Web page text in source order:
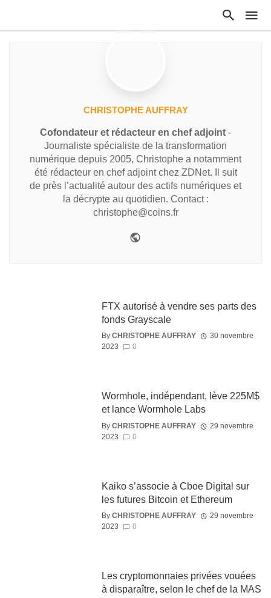
CHRISTOPHE AUFFRAY
Cofondateur et rédacteur en chef adjoint -
Journaliste spécialiste de la transformation
numérique depuis 2005, Christophe a notamment
été rédacteur en chef adjoint chez ZDNet. Il suit
de près l’actualité autour des actifs numériques et
la décrypte au quotidien. Contact :
christophe@coins.fr
FTX autorisé à vendre ses parts des
fonds Grayscale
By CHRISTOPHE AUFFRAY
30 novembre
2023
0
Wormhole, indépendant, lève 225M$
et lance Wormhole Labs
By CHRISTOPHE AUFFRAY
29 novembre
2023
0
Kaiko s’associe à Cboe Digital sur
les futures Bitcoin et Ethereum
By CHRISTOPHE AUFFRAY
29 novembre
2023
0
Les cryptomonnaies privées vouées
à disparaître, selon le chef de la MAS